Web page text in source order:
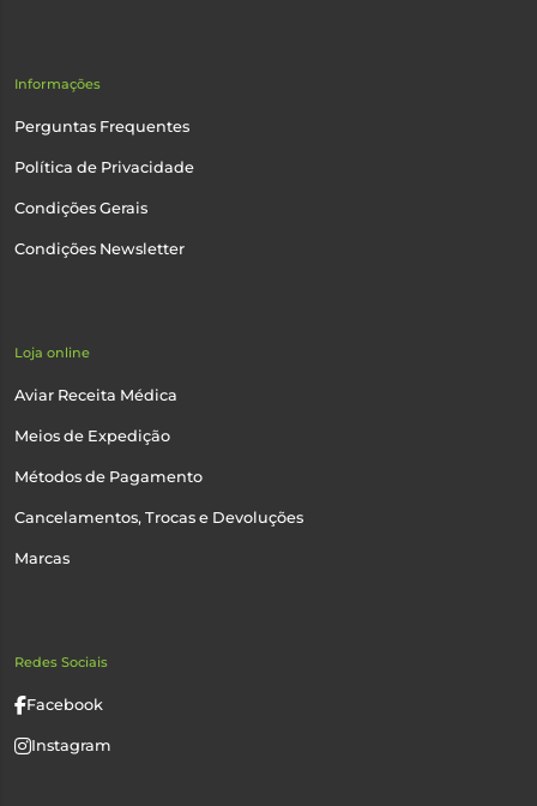
Informações
Perguntas Frequentes
Política de Privacidade
Condições Gerais
Condições Newsletter
Loja online
Aviar Receita Médica
Meios de Expedição
Métodos de Pagamento
Cancelamentos, Trocas e Devoluções
Marcas
Redes Sociais
Facebook
Instagram